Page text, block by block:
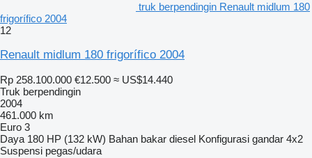
truk berpendingin Renault midlum 180
frigorífico 2004
12
Renault midlum 180 frigorífico 2004
Rp 258.100.000 €12.500 ≈ US$14.440
Truk berpendingin
2004
461.000 km
Euro 3
Daya 180 HP (132 kW) Bahan bakar diesel Konfigurasi gandar 4x2
Suspensi pegas/udara